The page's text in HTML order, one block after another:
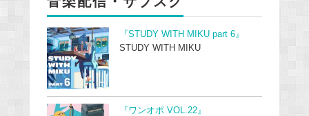
『STUDY WITH MIKU part 6』
STUDY WITH MIKU
『ワンオポ VOL.22』